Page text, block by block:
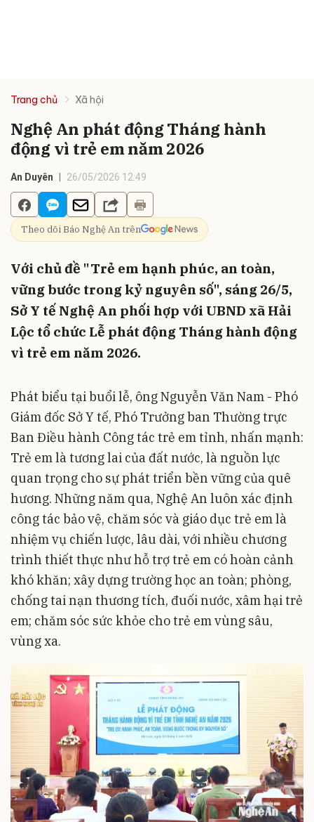
Trang chủ Xã hội
Nghệ An phát động Tháng hành
động vì trẻ em năm 2026
An Duyên 26/05/2026 12:49
Theo dõi Báo Nghệ An trên
Với chủ đề "Trẻ em hạnh phúc, an toàn,
vững bước trong kỷ nguyên số", sáng 26/5,
Sở Y tế Nghệ An phối hợp với UBND xã Hải
Lộc tổ chức Lễ phát động Tháng hành động
vì trẻ em năm 2026.
Phát biểu tại buổi lễ, ông Nguyễn Văn Nam - Phó
Giám đốc Sở Y tế, Phó Trưởng ban Thường trực
Ban Điều hành Công tác trẻ em tỉnh, nhấn mạnh:
Trẻ em là tương lai của đất nước, là nguồn lực
quan trọng cho sự phát triển bền vững của quê
hương. Những năm qua, Nghệ An luôn xác định
công tác bảo vệ, chăm sóc và giáo dục trẻ em là
nhiệm vụ chiến lược, lâu dài, với nhiều chương
trình thiết thực như hỗ trợ trẻ em có hoàn cảnh
khó khăn; xây dựng trường học an toàn; phòng,
chống tai nạn thương tích, đuối nước, xâm hại trẻ
em; chăm sóc sức khỏe cho trẻ em vùng sâu,
vùng xa.